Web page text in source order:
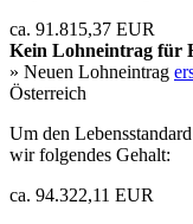
ca. 91.815,37 EUR
Kein Lohneintrag für
» Neuen Lohneintrag
Österreich
Um den
wir folgendes Gehalt:
ca. 94.322,11 EUR